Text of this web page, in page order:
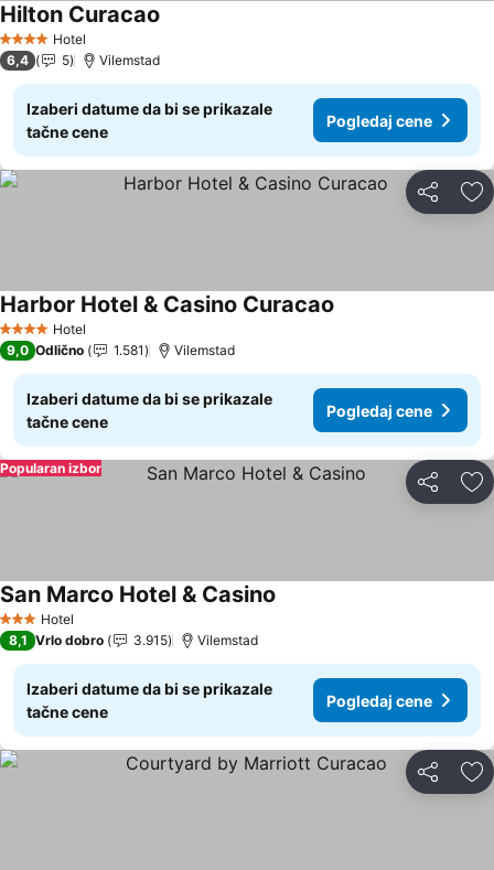
4 ZvezdiceHotel
Hilton Curacao
6,4 5 Vilemstad
Izaberi datume da bi se prikazale
tačne cene
Pogledaj cene
Deli
4 ZvezdiceHotel
Harbor Hotel & Casino Curacao
9,0 Odlično 1.581 Vilemstad
Izaberi datume da bi se prikazale
tačne cene
Pogledaj cene
Deli
Popularan izbor
3 Zvezdice
Hotel
San Marco Hotel & Casino
8,1 Vrlo dobro 3.915 Vilemstad
Izaberi datume da bi se prikazale
tačne cene
Pogledaj cene
Deli